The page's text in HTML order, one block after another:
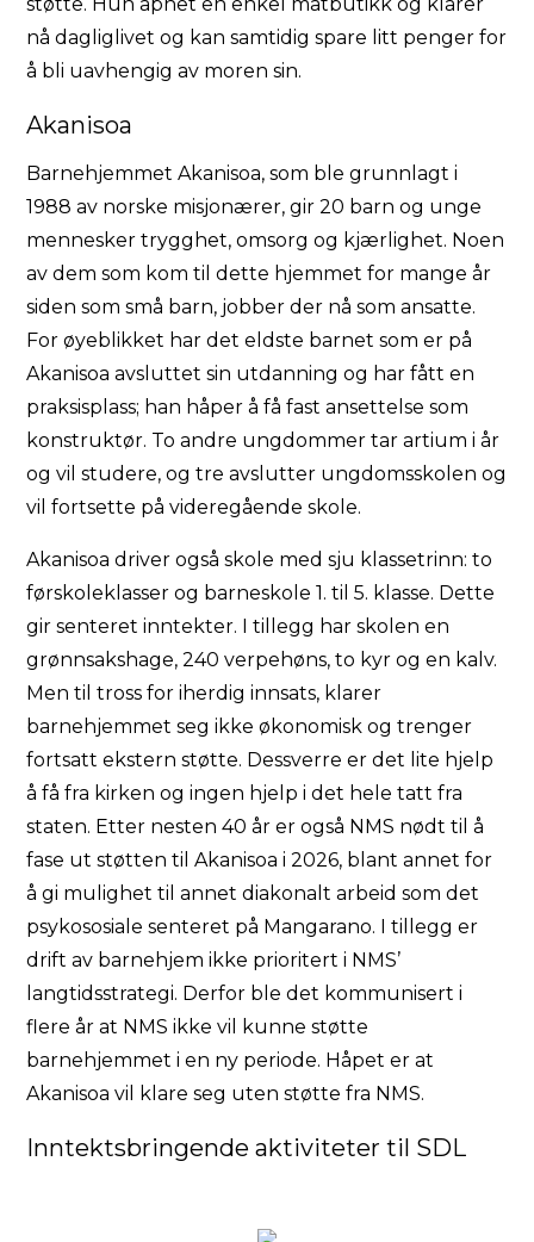
nå dagliglivet og kan samtidig spare litt penger for
å bli uavhengig av moren sin.
Akanisoa
Barnehjemmet Akanisoa, som ble grunnlagt i
1988 av norske misjonærer, gir 20 barn og unge
mennesker trygghet, omsorg og kjærlighet. Noen
av dem som kom til dette hjemmet for mange år
siden som små barn, jobber der nå som ansatte.
For øyeblikket har det eldste barnet som er på
Akanisoa avsluttet sin utdanning og har fått en
praksisplass; han håper å få fast ansettelse som
konstruktør. To andre ungdommer tar artium i år
og vil studere, og tre avslutter ungdomsskolen og
vil fortsette på videregående skole.
Akanisoa driver også skole med sju klassetrinn: to
førskoleklasser og barneskole 1. til 5. klasse. Dette
gir senteret inntekter. I tillegg har skolen en
grønnsakshage, 240 verpehøns, to kyr og en kalv.
Men til tross for iherdig innsats, klarer
barnehjemmet seg ikke økonomisk og trenger
fortsatt ekstern støtte. Dessverre er det lite hjelp
å få fra kirken og ingen hjelp i det hele tatt fra
staten. Etter nesten 40 år er også NMS nødt til å
fase ut støtten til Akanisoa i 2026, blant annet for
å gi mulighet til annet diakonalt arbeid som det
psykososiale senteret på Mangarano. I tillegg er
drift av barnehjem ikke prioritert i NMS’
langtidsstrategi. Derfor ble det kommunisert i
flere år at NMS ikke vil kunne støtte
barnehjemmet i en ny periode. Håpet er at
Akanisoa vil klare seg uten støtte fra NMS.
Inntektsbringende aktiviteter til SDL